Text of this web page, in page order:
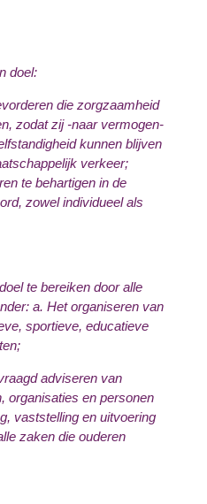
ten doel:
die zorgzaamheid
zodat zij -naar vermogen-
kunnen blijven
verkeer;
te behartigen in de
zowel individueel als
te bereiken door alle
a. Het organiseren van
sportieve, educatieve
adviseren van
organisaties en personen
vaststelling en uitvoering
zaken die ouderen